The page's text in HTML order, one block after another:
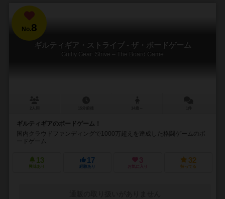
No.8
ギルティギア・ストライブ - ザ・ボードゲーム
Guilty Gear: Strive – The Board Game
ギルティギアのボードゲーム！
国内クラウドファンディングで1000万超えを達成した格闘ゲームのボ
ードゲーム
13
興味あり
17
経験あり
3
お気に入り
32
持ってる